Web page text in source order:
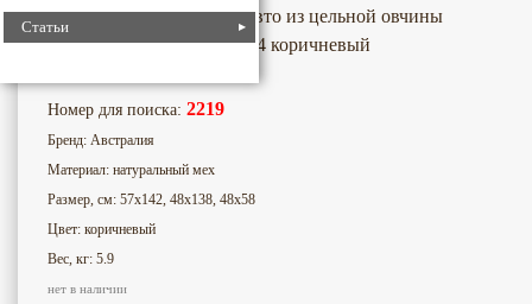
Статьи
Комплект на весь салон авто из цельной овчины
комбинированный ворс 04 коричневый
Номер для поиска: 2219
Бренд: Австралия
Материал: натуральный мех
Размер, см: 57х142, 48х138, 48х58
Цвет: коричневый
Вес, кг: 5.9
нет в наличии